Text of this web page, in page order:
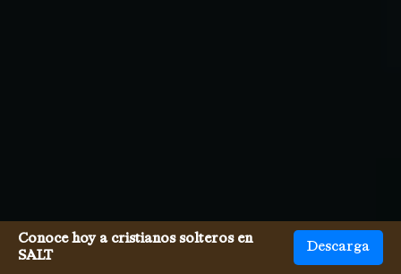
Conoce hoy a cristianos solteros en
SALT
Descarga